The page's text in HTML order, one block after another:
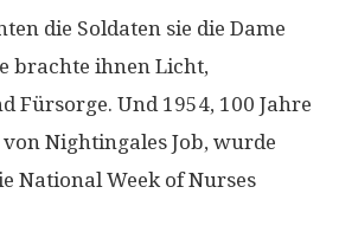
die Soldaten sie die Dame
brachte ihnen Licht,
Fürsorge. Und 1954, 100 Jahre
Nightingales Job, wurde
National Week of Nurses